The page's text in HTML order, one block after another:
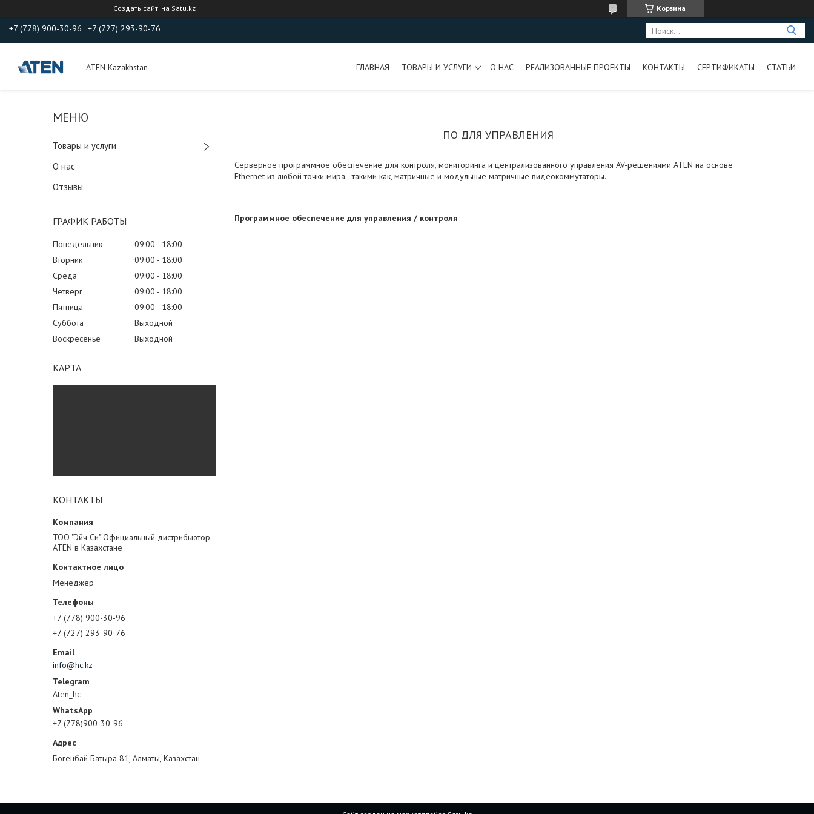
Создать сайт на Satu.kz Корзина
+7 (778) 900-30-96 +7 (727) 293-90-76
ATEN Kazakhstan ГЛАВНАЯ ТОВАРЫ И УСЛУГИ О НАС РЕАЛИЗОВАННЫЕ ПРОЕКТЫ КОНТАКТЫ СЕРТИФИКАТЫ СТАТЬИ
Товары и услуги
О нас
Отзывы
ГРАФИК РАБОТЫ
Понедельник 09:00
18:00
Вторник
09:00
18:00
Среда
09:00
18:00
Четверг
09:00
18:00
Пятница
09:00
18:00
Суббота
Выходной
Воскресенье
Выходной
КАРТА
КОНТАКТЫ
ТОО "Эйч Си" Официальный дистрибьютор
ATEN в Казахстане
Менеджер
+7 (778) 900-30-96
+7 (727) 293-90-76
info@hc.kz
Aten_hc
+7 (778)900-30-96
Богенбай Батыра 81, Алматы, Казахстан
ПО ДЛЯ УПРАВЛЕНИЯ
Серверное программное обеспечение для контроля, мониторинга и централизованного управления AV-решениями ATEN на основе
Ethernet из любой точки мира - такими как, матричные и модульные матричные видеокоммутаторы.
Программное обеспечение для управления / контроля